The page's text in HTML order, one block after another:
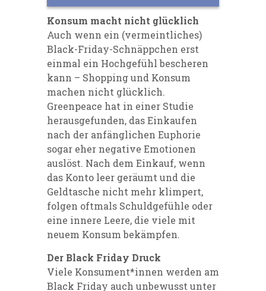
Konsum macht nicht glücklich
Auch wenn ein (vermeintliches)
Black-Friday-Schnäppchen erst
einmal ein Hochgefühl bescheren
kann – Shopping und Konsum
machen nicht glücklich.
Greenpeace hat in einer Studie
herausgefunden, das Einkaufen
nach der anfänglichen Euphorie
sogar eher negative Emotionen
auslöst. Nach dem Einkauf, wenn
das Konto leer geräumt und die
Geldtasche nicht mehr klimpert,
folgen oftmals Schuldgefühle oder
eine innere Leere, die viele mit
neuem Konsum bekämpfen.
Der Black Friday Druck
Viele Konsument*innen werden am
Black Friday auch unbewusst unter